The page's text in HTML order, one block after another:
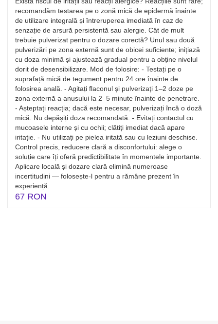
recomandăm testarea pe o zonă mică de epidermă înainte
de utilizare integrală și întreruperea imediată în caz de
senzație de arsură persistentă sau alergie. Cât de mult
trebuie pulverizat pentru o dozare corectă? Unul sau două
pulverizări pe zona externă sunt de obicei suficiente; inițiază
cu doza minimă și ajustează gradual pentru a obține nivelul
dorit de desensibilizare. Mod de folosire: - Testați pe o
suprafață mică de tegument pentru 24 ore înainte de
folosirea anală. - Agitați flaconul și pulverizați 1–2 doze pe
zona externă a anusului la 2–5 minute înainte de penetrare.
- Așteptați reacția; dacă este necesar, pulverizați încă o doză
mică. Nu depășiți doza recomandată. - Evitați contactul cu
mucoasele interne și cu ochii; clătiți imediat dacă apare
iritație. - Nu utilizați pe pielea iritată sau cu leziuni deschise.
Control precis, reducere clară a disconfortului: alege o
soluție care îți oferă predictibilitate în momentele importante.
Aplicare locală și dozare clară elimină numeroase
incertitudini — folosește-l pentru a rămâne prezent în
experiență.
67 RON